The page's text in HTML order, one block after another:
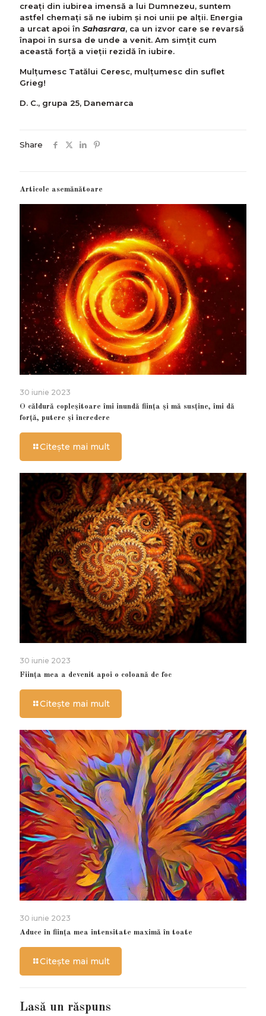
creați din iubirea imensă a lui Dumnezeu, suntem
astfel chemați să ne iubim și noi unii pe alții. Energia
a urcat apoi în Sahasrara, ca un izvor care se revarsă
înapoi în sursa de unde a venit. Am simțit cum
această forță a vieții rezidă în iubire.
Mulțumesc Tatălui Ceresc, mulțumesc din suflet
Grieg!
D. C., grupa 25, Danemarca
Share
Articole asemănătoare
30 iunie 2023
O căldură copleșitoare îmi inundă ființa și mă susține, îmi dă
forță, putere și încredere
Citește mai mult
30 iunie 2023
Ființa mea a devenit apoi o coloană de foc
Citește mai mult
30 iunie 2023
Aduce în ființa mea intensitate maximă în toate
Citește mai mult
Lasă un răspuns